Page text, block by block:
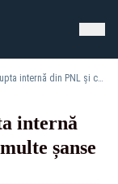
Ce cred românii despre lupta internă din PNL și cui dau cele mai multe șanse la șefia partidului
internă
șanse